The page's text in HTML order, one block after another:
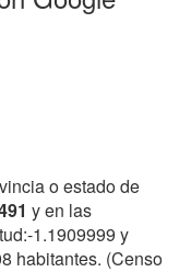
o estado de
y en las
1.1909999 y
habitantes. (Censo